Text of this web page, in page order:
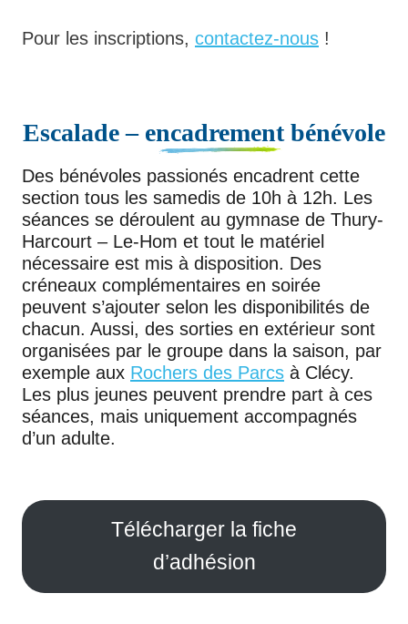
Pour les inscriptions, contactez-nous !
Escalade – encadrementbénévole
Des bénévoles passionés encadrent cette
section tous les samedis de 10h à 12h. Les
séances se déroulent au gymnase de Thury-
Harcourt – Le-Hom et tout le matériel
nécessaire est mis à disposition. Des
créneaux complémentaires en soirée
peuvent s’ajouter selon les disponibilités de
chacun. Aussi, des sorties en extérieur sont
organisées par le groupe dans la saison, par
exemple aux Rochers des Parcs à Clécy.
Les plus jeunes peuvent prendre part à ces
séances, mais uniquement accompagnés
d’un adulte.
Télécharger la fiche
d’adhésion